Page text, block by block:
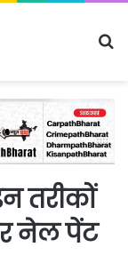
तरीकों
नेल पेंट